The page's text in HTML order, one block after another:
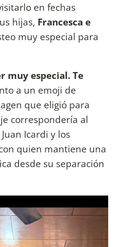
en fechas
hijas, Francesca e
muy especial para
muy especial. Te
a un emoji de
que eligió para
correspondería al
Icardi y los
quien mantiene una
desde su separación